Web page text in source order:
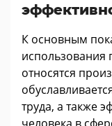
К основным
использования
относятся
труда, а также